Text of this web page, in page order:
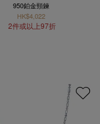
950鉑金頸鍊
HK$4,022
2件或以上97折